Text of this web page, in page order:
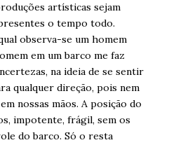
artísticas sejam
o tempo todo.
observa-se um homem
em um barco me faz
na ideia de se sentir
qualquer direção, pois nem
nossas mãos. A posição do
impotente, frágil, sem os
do barco. Só o resta